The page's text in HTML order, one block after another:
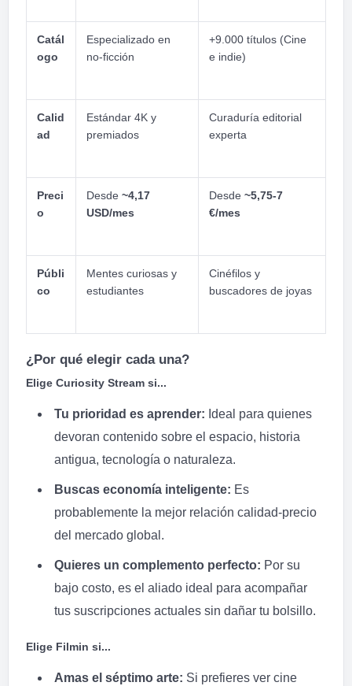
Catál
ogo
Especializado en
no-ficción
+9.000 títulos (Cine
e indie)
Calid
ad
Estándar 4K y
premiados
Curaduría editorial
experta
Preci
o
Desde ~4,17
USD/mes
Desde ~5,75-7
€/mes
Públi
co
Mentes curiosas y
estudiantes
Cinéfilos y
buscadores de joyas
¿Por qué elegir cada una?
Elige Curiosity Stream si...
Tu prioridad es aprender: Ideal para quienes
devoran contenido sobre el espacio, historia
antigua, tecnología o naturaleza.
Buscas economía inteligente: Es
probablemente la mejor relación calidad-precio
del mercado global.
Quieres un complemento perfecto: Por su
bajo costo, es el aliado ideal para acompañar
tus suscripciones actuales sin dañar tu bolsillo.
Elige Filmin si...
Amas el séptimo arte: Si prefieres ver cine